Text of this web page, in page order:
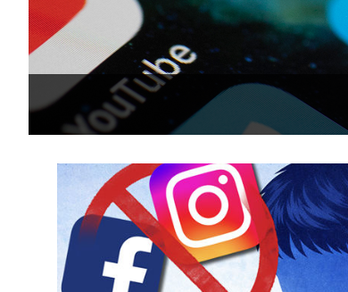
2시간 전 >남자 농구, 나고야 아시안게임서 '홈팀' 일본과 한일
3시간 전 >여수 오동도 해상서 모터보트 전복…1명 사망·1명
4시간 전 >
극한폭염 한풀 꺾이지만…'낮 최고 35도' 무더위,
4시간 전 > 축구협회 "압수수색·성접대 논란 사과…쇄신의
5시간 전 >
[속보]'압수수색·성접대 논란' 축구협회 "실망과
8시간 전 >'최고 37도' 폭염 지속…강원동해안 최대 150㎜ 비
10시간 전 >[속보]뉴욕증시 상승 마감…S&P 0.6% 나스닥
-22685초 전 >이란 "호르무즈 재개방 합의 근접…美 배상 선
-13732초 전 >[속보]與최고위원 제주·인천 순회경선…박선
한민수·김용 순
-13685초 전 >
[속보]김민석, 與 전대 당원투표 누적 득표율
청래 44.56%
-12967초 전 >[속보]與 대표 경선 제주·인천 당원투표…金
42.08%·宋 10.17%
-12501초 전 >
이강인 "아틀레티코 이적 기뻐…등번호 7번 의